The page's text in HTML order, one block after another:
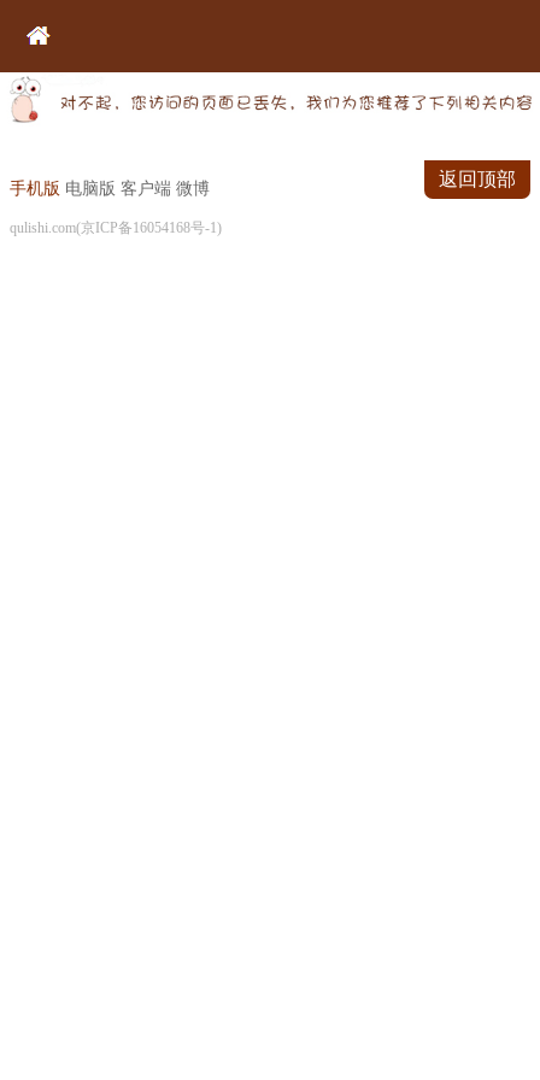
手机版 电脑版 客户端 微博
qulishi.com(京ICP备16054168号-1)
返回顶部